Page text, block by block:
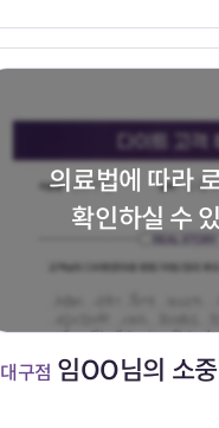
의료법에 따라
확인하실 수
대구점 임OO님의 소